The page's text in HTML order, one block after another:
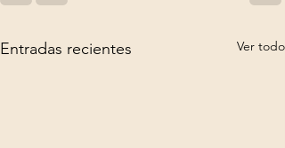
Entradas recientes Ver todo